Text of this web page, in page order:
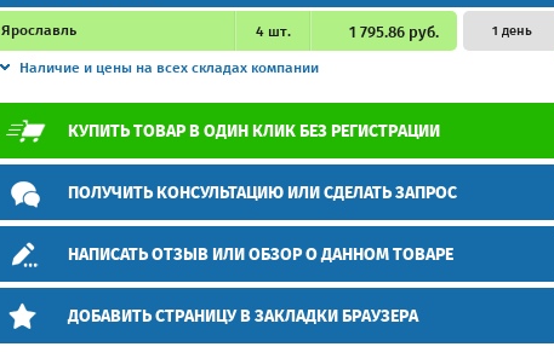
Ярославль 4шт. 1 795.86 руб.
Наличие и цены на всех складах компании
1 день
КУПИТЬ ТОВАР В ОДИН КЛИК БЕЗ РЕГИСТРАЦИИ
ПОЛУЧИТЬ КОНСУЛЬТАЦИЮ ИЛИ СДЕЛАТЬ ЗАПРОС
НАПИСАТЬ ОТЗЫВ ИЛИ ОБЗОР О ДАННОМ ТОВАРЕ
ДОБАВИТЬ СТРАНИЦУ В ЗАКЛАДКИ БРАУЗЕРА